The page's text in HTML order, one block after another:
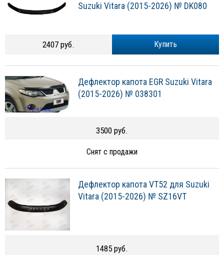
Suzuki Vitara (2015-2026) № DK080
Купить
2407 руб.
Дефлектор капота EGR Suzuki Vitara
(2015-2026) № 038301
3500 руб.
Снят с продажи
Дефлектор капота VT52 для Suzuki
Vitara (2015-2026) № SZ16VT
1485 руб.